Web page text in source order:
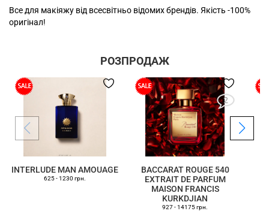
Все для макіяжу від всесвітньо відомих брендів. Якість -100%
оригінал!
РОЗПРОДАЖ
INTERLUDE MAN AMOUAGE
625 - 1230 грн.
2
BACCARAT ROUGE 540
EXTRAIT DE PARFUM
MAISON FRANCIS
KURKDJIAN
927 - 14175 грн.